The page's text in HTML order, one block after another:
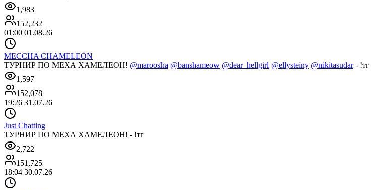
1,983
152,232
01:00 01.08.26
MECCHA CHAMELEON
ТУРНИР ПО МЕХА ХАМЕЛЕОН! @maroosha @banshameow @dear_hellgirl @ellysteiny @nikitasudar- !тг
1,597
152,078
19:26 31.07.26
Just Chatting
ТУРНИР ПО МЕХА ХАМЕЛЕОН! - !тг
2,722
151,725
18:04 30.07.26